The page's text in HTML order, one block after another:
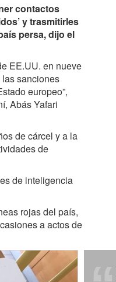
contactos
y trasmitirles
persa, dijo el
EE.UU. en nueve
sanciones
europeo”,
Abás Yafari
de cárcel y a la
de
de inteligencia
rojas del país,
a actos de